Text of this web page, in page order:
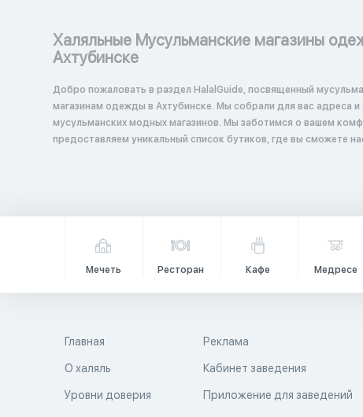
Халяльные Мусульманские магазины
Ахтубинске
Добро пожаловать в раздел HalalGuide, посвященный
магазинам одежды в Ахтубинске. Мы собрали для вас адреса и описания
мусульманских модных магазинов. Мы заботимся о вашем
предоставляем уникальный список бутиков, где вы сможете
Мечеть Ресторан Кафе Медресе
Главная
О халяль
Уровни доверия
Реклама
Кабинет заведения
Приложение для заведений